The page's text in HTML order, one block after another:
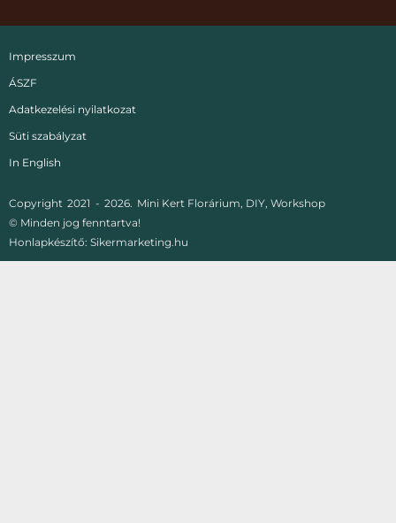
Copyright 2021 - 2026. Mini Kert Florárium, DIY, Workshop
© Minden jog fenntartva!
Honlapkészítő: Sikermarketing.hu
Impresszum
ÁSZF
Adatkezelési nyilatkozat
Süti szabályzat
In English